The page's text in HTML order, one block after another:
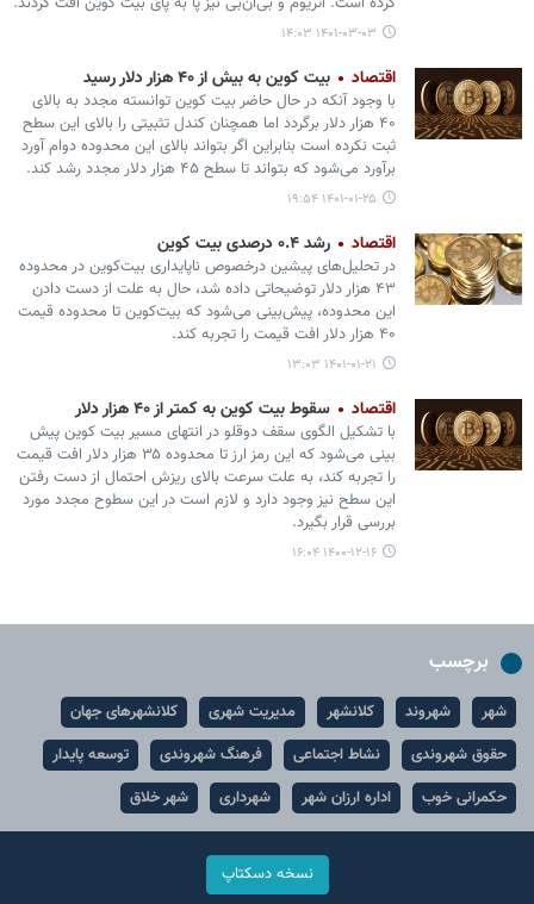
۱۴۰۱-۰۳-۰۳ ۱۴:۰۳
اقتصاد بیت کوین به بیش از ۴۰ هزار دلار رسید
با وجود آنکه در حال حاضر بیت کوین توانسته مجدد به بالای
۴۰ هزار دلار برگردد اما همچنان کندل تثبیتی را بالای این سطح
ثبت نکرده است بنابراین اگر بتواند بالای این محدوده دوام آورد
برآورد می‌شود که بتواند تا سطح ۴۵ هزار دلار مجدد رشد کند.
۱۴۰۱-۰۱-۲۵ ۱۹:۵۴
اقتصاد رشد ۰.۴ درصدی بیت کوین
در تحلیل‌های پیشین درخصوص ناپایداری بیت‌کوین در محدوده
۴۳ هزار دلار توضیحاتی داده شد، حال به علت از دست دادن
این محدوده، پیش‌بینی می‌شود که بیت‌کوین تا محدوده قیمت
۴۰ هزار دلار افت قیمت را تجربه کند.
۱۴۰۱-۰۱-۲۱ ۱۳:۰۳
اقتصاد سقوط بیت کوین به کمتر از ۴۰ هزار دلار
با تشکیل الگوی سقف دوقلو در انتهای مسیر بیت کوین پیش
بینی می‌شود که این رمز ارز تا محدوده ۳۵ هزار دلار افت قیمت
را تجربه کند، به علت سرعت بالای ریزش احتمال از دست رفتن
این سطح نیز وجود دارد و لازم است در این سطوح مجدد مورد
بررسی قرار بگیرد.
۱۴۰۰-۱۲-۱۶ ۱۶:۰۴
برچسب
شهر شهروند کلانشهر مدیریت شهری
کلانشهرهای جهان
حقوق شهروندی
نشاط اجتماعی فرهنگ شهروندی
توسعه پایدار
حکمرانی خوب
اداره ارزان شهر شهرداری شهر خلاق
نسخه دسکتاپ